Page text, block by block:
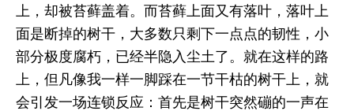
上，却被苔藓盖着。而苔藓上面又有落叶，落叶上
面是断掉的树干，大多数只剩下一点点的韧性，小
部分极度腐朽，已经半隐入尘土了。就在这样的路
上，但凡像我一样一脚踩在一节干枯的树干上，就
会引发一场连锁反应：首先是树干突然磞的一声在